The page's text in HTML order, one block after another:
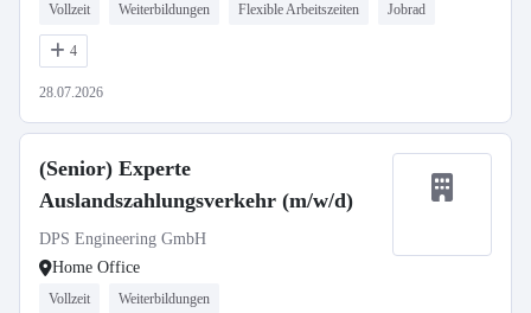
Vollzeit Weiterbildungen Flexible Arbeitszeiten Jobrad
4
28.07.2026
(Senior) Experte
Auslandszahlungsverkehr (m/w/d)
DPS Engineering GmbH
Home Office
Vollzeit Weiterbildungen